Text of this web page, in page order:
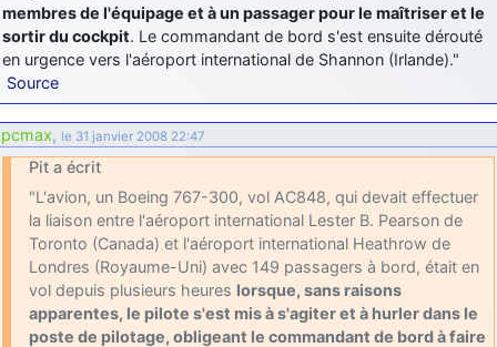
membres de l'équipage et à un passager pour le maîtriser et le
sortir du cockpit. Le commandant de bord s'est ensuite dérouté
en urgence vers l'aéroport international de Shannon (Irlande)."
Source
pcmax, le 31 janvier 2008 22:47
Pit a écrit
"L'avion, un Boeing 767-300, vol AC848, qui devait effectuer
la liaison entre l'aéroport international Lester B. Pearson de
Toronto (Canada) et l'aéroport international Heathrow de
Londres (Royaume-Uni) avec 149 passagers à bord, était en
vol depuis plusieurs heures lorsque, sans raisons
apparentes, le pilote s'est mis à s'agiter et à hurler dans le
poste de pilotage, obligeant le commandant de bord à faire